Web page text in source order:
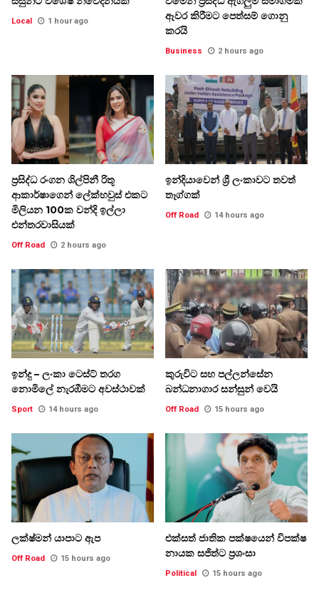
Local 1 hour ago
ඈවර කිරීමට පෙත්සම් ගොනු
කරයි
Business 2 hours ago
ප්‍රසිද්ධ රංගන ශිල්පිනී රිතූ
ආකාර්ෂාගෙන් ලේක්හවුස් එකට
මිලියන 100ක වන්දි ඉල්ලා
එන්තරවාසියක්
Off Road 2 hours ago
ඉන්දියාවෙන් ශ්‍රී ලංකාවට තවත්
තෑග්ගක්
Off Road 14 hours ago
ඉන්දු – ලංකා ටෙස්ට් තරග
නොමිලේ නැරඹීමට අවස්ථාවක්
Sport 14 hours ago
කුරුවිට සහ පල්ලන්සේන
බන්ධනාගාර සන්සුන් වෙයි
Off Road 15 hours ago
ලක්ෂ්මන් යාපාට ඇප
Off Road 15 hours ago
එක්සත් ජාතික පක්ෂයෙන් විපක්ෂ
නායක සජිත්ට ප්‍රශංසා
Political 15 hours ago